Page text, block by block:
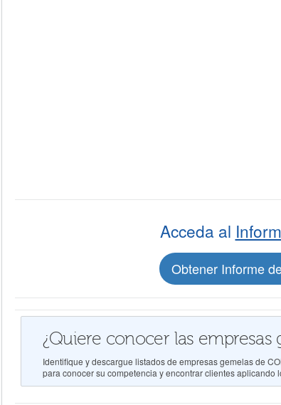
Acceda al
Obtener Informe
¿Quiere conocer las empresas
Identifique y descargue listados de empresas gemelas de
para conocer su competencia y encontrar clientes aplicando